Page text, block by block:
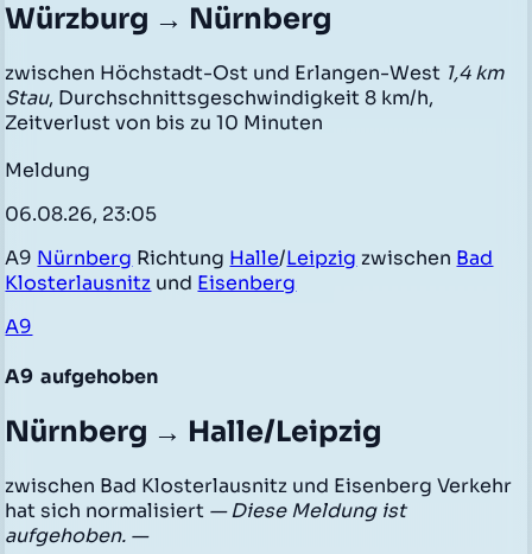
Würzburg → Nürnberg
zwischen Höchstadt-Ost und Erlangen-West 1,4 km
Stau, Durchschnittsgeschwindigkeit 8 km/h,
Zeitverlust von bis zu 10 Minuten
Meldung
06.08.26, 23:05
A9 Nürnberg Richtung Halle/Leipzig zwischen Bad
Klosterlausnitz und Eisenberg
A9
A9 aufgehoben
Nürnberg → Halle/Leipzig
zwischen Bad Klosterlausnitz und Eisenberg Verkehr
hat sich normalisiert — Diese Meldung ist
aufgehoben. —